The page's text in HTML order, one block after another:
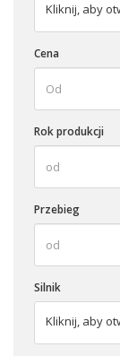
Kliknij, aby
Cena
Rok produkcji
Przebieg
Silnik
Kliknij, aby